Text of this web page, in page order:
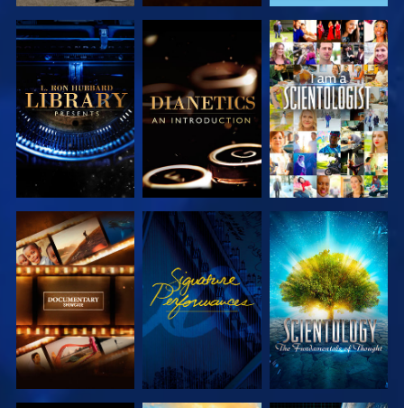
SERIE
ENTDECKEN
SERIE
ENTDECKEN
ANSEHEN
SERIE
ENTDECKEN
ANSEHEN
SERIE
ENTDECKEN